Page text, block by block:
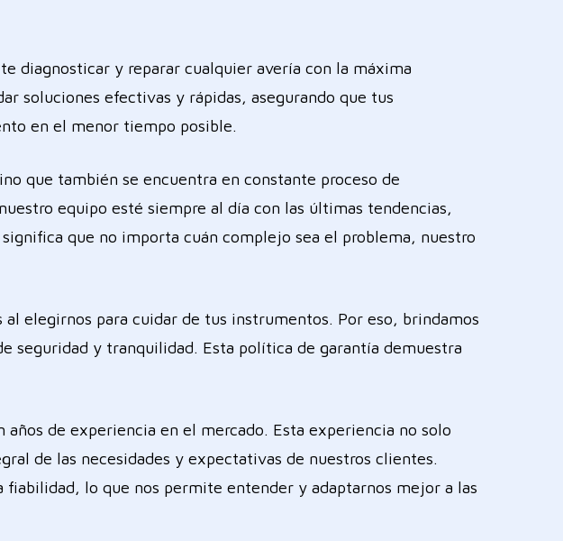
diagnosticar y reparar cualquier avería con la máxima
soluciones efectivas y rápidas, asegurando que tus
en el menor tiempo posible.
que también se encuentra en constante proceso de
equipo esté siempre al día con las últimas tendencias,
que no importa cuán complejo sea el problema, nuestro
elegirnos para cuidar de tus instrumentos. Por eso, brindamos
seguridad y tranquilidad. Esta política de garantía demuestra
de experiencia en el mercado. Esta experiencia no solo
de las necesidades y expectativas de nuestros clientes.
lo que nos permite entender y adaptarnos mejor a las